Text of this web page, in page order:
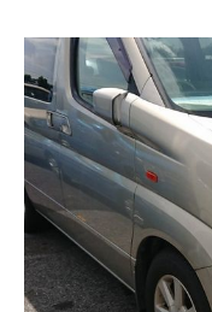
お知らせ
会社概要
お問い合わせ